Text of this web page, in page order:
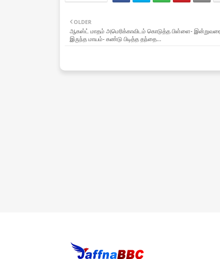
OLDER
ஆகஸ்ட் மாதம் அமெரிக்காவிடம் கொடுத்த பிள்ளை- இன்றுவரை
இருந்த மாயம்- கண்டு பிடித்த தந்தை…